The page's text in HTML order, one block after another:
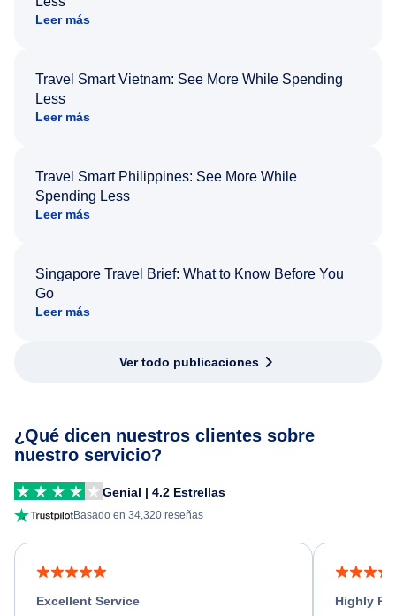
Leer más
Travel Smart Vietnam: See More While Spending
Less
Leer más
Travel Smart Philippines: See More While
Spending Less
Leer más
Singapore Travel Brief: What to Know Before You
Go
Leer más
Ver todo publicaciones
¿Qué dicen nuestros clientes sobre
nuestro servicio?
Genial | 4.2 Estrellas
Basado en 34,320 reseñas
Excellent Service
Highly